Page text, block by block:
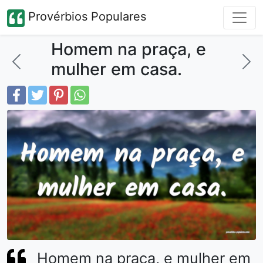
Provérbios Populares
Homem na praça, e
mulher em casa.
Homem na praça, e mulher em